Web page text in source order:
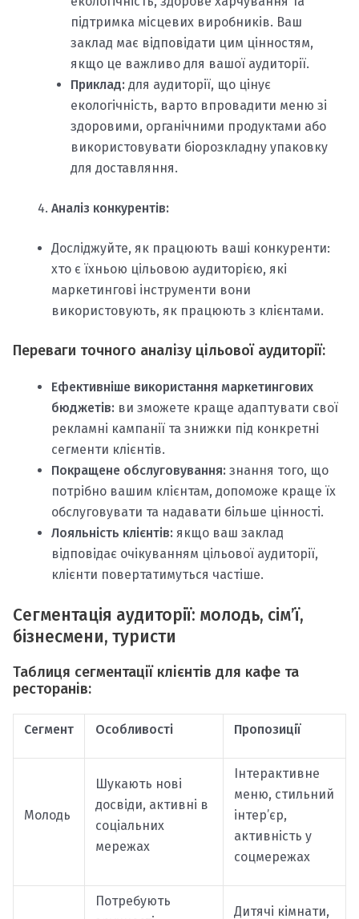
підтримка місцевих виробників. Ваш
заклад має відповідати цим цінностям,
якщо це важливо для вашої аудиторії.
Приклад: для аудиторії, що цінує
екологічність, варто впровадити меню зі
здоровими, органічними продуктами або
використовувати біорозкладну упаковку
для доставляння.
Аналіз конкурентів:
Досліджуйте, як працюють ваші конкуренти:
хто є їхньою цільовою аудиторією, які
маркетингові інструменти вони
використовують, як працюють з клієнтами.
Переваги точного аналізу цільової аудиторії:
Ефективніше використання маркетингових
бюджетів: ви зможете краще адаптувати свої
рекламні кампанії та знижки під конкретні
сегменти клієнтів.
Покращене обслуговування: знання того, що
потрібно вашим клієнтам, допоможе краще їх
обслуговувати та надавати більше цінності.
Лояльність клієнтів: якщо ваш заклад
відповідає очікуванням цільової аудиторії,
клієнти повертатимуться частіше.
Сегментація аудиторії: молодь, сім’ї,
бізнесмени, туристи
Таблиця сегментації клієнтів для кафе та
ресторанів:
Сегмент Особливості Пропозиції
Молодь
Шукають нові
досвіди, активні в
соціальних
мережах
Інтерактивне
меню, стильний
інтер’єр,
активність у
соцмережах
Потребують
Дитячі кімнати,